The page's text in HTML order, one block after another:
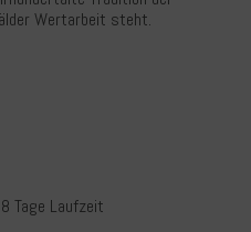
Wertarbeit steht.
Tage Laufzeit